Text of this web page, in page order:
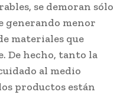
se demoran sólo
generando menor
materiales que
De hecho, tanto la
al medio
productos están